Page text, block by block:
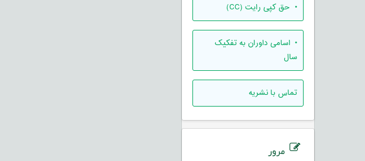
• حق کپی رایت (CC)
• اسامی داوران به تفکیک
سال
تماس با نشریه
مرور